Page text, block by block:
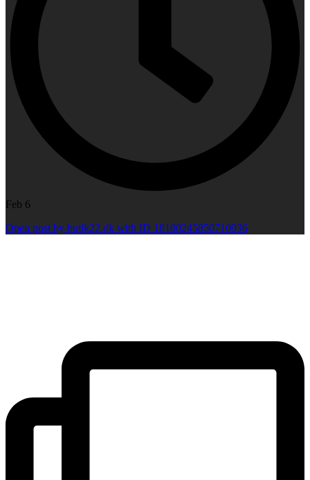
Feb 6
Open post by butik22.dk with ID 18100245850710936